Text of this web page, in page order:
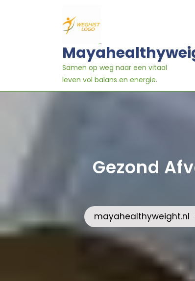
Samen op weg naar een vitaal
leven vol balans en energie.
Gezond
mayahealthyweight.nl